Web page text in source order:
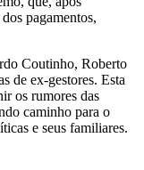
pagamentos,
Coutinho, Roberto
de ex-gestores. Esta
os rumores das
caminho para o
e seus familiares.